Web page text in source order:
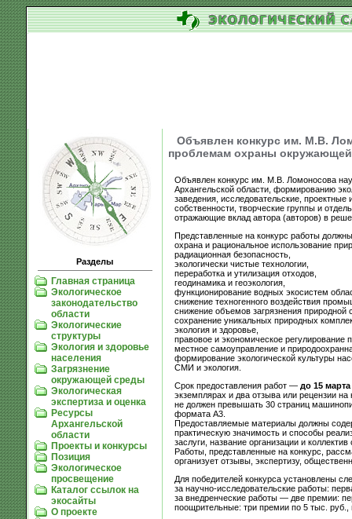
Разделы
Главная страница
Экологическое
законодательство
области
Экологические
структуры
Экология и здоровье
населения
Загрязнение
окружающей среды
Экологическая
экспертиза и оценка
Ресурсы
Архангельской
области
Проекты и конкурсы
Позиция
Экологическое
просвещение
Каталог ссылок на
экосайты
О проекте
Объявлен конкурс им. М.В.
проблемам охраны
Объявлен конкурс им. М.В. Ломоносова
Архангельской области, формированию
заведения, исследовательские,
собственности, творческие группы и
отражающие вклад автора (авторов) в
Представленные на конкурс работы
охрана и рациональное использование
радиационная безопасность,
экологически чистые технологии,
переработка и утилизация отходов,
геодинамика и геоэкология,
функционирование водных экосистем
снижение техногенного воздействия
снижение объемов загрязнения природной
сохранение уникальных природных
экология и здоровье,
правовое и экономическое
местное самоуправление и
формирование экологической культуры
СМИ и экология.
Срок предоставления работ — до 15 марта
экземплярах и два отзыва или рецензии
не должен превышать 30 страниц
формата А3.
Предоставляемые материалы должны
практическую значимость и способы
заслуги, название организации и
Работы, представленные на конкурс,
организует отзывы, экспертизу,
Для победителей конкурса установлены
за научно-исследовательские работы:
за внедренческие работы — две премии:
поощрительные: три премии по 5 тыс.